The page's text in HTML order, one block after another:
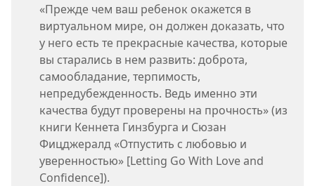
«Прежде чем ваш ребенок окажется в
виртуальном мире, он должен доказать, что
у него есть те прекрасные качества, которые
вы старались в нем развить: доброта,
самообладание, терпимость,
непредубежденность. Ведь именно эти
качества будут проверены на прочность» (из
книги Кеннета Гинзбурга и Сюзан
Фицджералд «Отпустить с любовью и
уверенностью» [Letting Go With Love and
Confidence]).